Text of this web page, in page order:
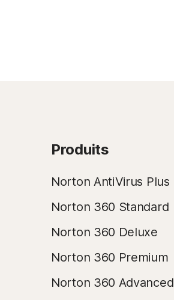
Produits
Norton AntiVirus Plus
Norton 360 Standard
Norton 360 Deluxe
Norton 360 Premium
Norton 360 Advanced